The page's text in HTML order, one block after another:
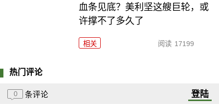
血条见底？美利坚这艘巨轮，或
许撑不了多久了
相关 阅读 17199
热门评论
0 条评论 登陆